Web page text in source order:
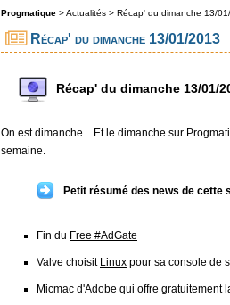
Progmatique >Actualités > Récap' du dimanche 13/
Récap' du dimanche 13/01/2013
Récap' du dimanche 13/01/
On est dimanche... Et le dimanche sur
semaine.
Petit résumé des news de cette
Fin du Free #AdGate
Valve choisit Linux pour sa console de
Micmac d'Adobe qui offre gratuitement